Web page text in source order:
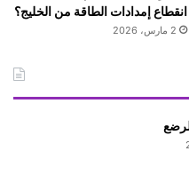
انقطاع إمدادات الطاقة من الخليج؟
2 مارس، 2026